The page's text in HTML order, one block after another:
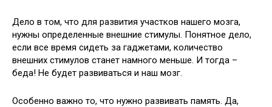
Дело в том, что для развития участков нашего мозга,
нужны определенные внешние стимулы. Понятное дело,
если все время сидеть за гаджетами, количество
внешних стимулов станет намного меньше. И тогда –
беда! Не будет развиваться и наш мозг.
Особенно важно то, что нужно развивать память. Да,